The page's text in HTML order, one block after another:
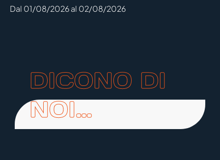
Dal 01/08/2026 al 02/08/2026
DICONO DI
NOI…